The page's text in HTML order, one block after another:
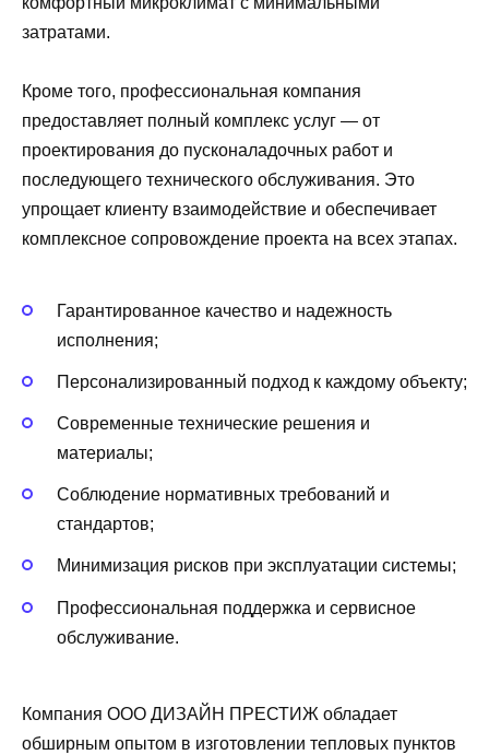
затратами.
Кроме того, профессиональная компания
предоставляет полный комплекс услуг — от
проектирования до пусконаладочных работ и
последующего технического обслуживания. Это
упрощает клиенту взаимодействие и обеспечивает
комплексное сопровождение проекта на всех этапах.
Гарантированное качество и надежность
исполнения;
Персонализированный подход к каждому объекту;
Современные технические решения и
материалы;
Соблюдение нормативных требований и
стандартов;
Минимизация рисков при эксплуатации системы;
Профессиональная поддержка и сервисное
обслуживание.
Компания ООО ДИЗАЙН ПРЕСТИЖ обладает
обширным опытом в изготовлении тепловых пунктов